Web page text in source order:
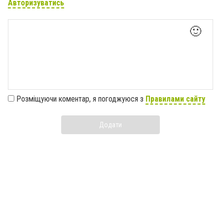
Авторизуватись
🙂
Розміщуючи коментар, я погоджуюся з Правилами сайту
Додати